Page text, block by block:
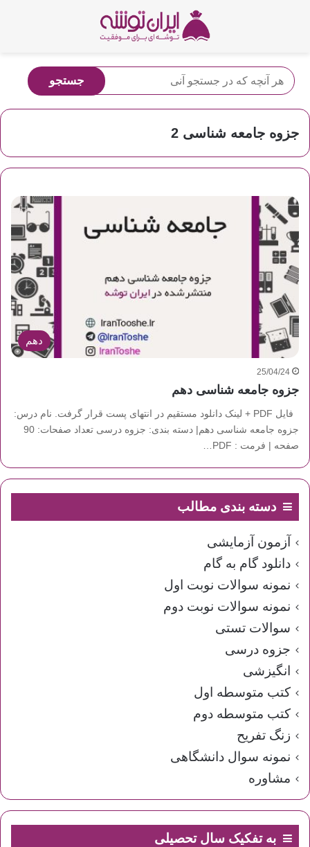
جزوه جامعه شناسی 2
دهم
25/04/24
جزوه جامعه شناسی دهم
فایل PDF + لینک دانلود مستقیم در انتهای پست قرار گرفت. نام درس:
جزوه جامعه شناسی دهم| دسته بندی: جزوه درسی تعداد صفحات: 90
صفحه | فرمت : PDF…
دسته بندی مطالب
آزمون آزمایشی
دانلود گام به گام
نمونه سوالات نوبت اول
نمونه سوالات نوبت دوم
سوالات تستی
جزوه درسی
انگیزشی
کتب متوسطه اول
کتب متوسطه دوم
زنگ تفریح
نمونه سوال دانشگاهی
مشاوره
به تفکیک سال تحصیلی